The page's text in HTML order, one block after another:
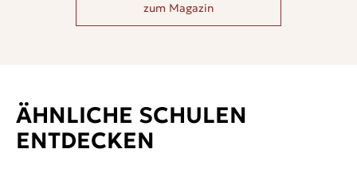
zum Magazin
ÄHNLICHE SCHULEN
ENTDECKEN